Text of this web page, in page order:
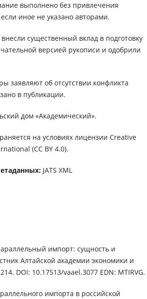
выполнено без привлечения
иное не указано авторами.
существенный вклад в подготовку
версией рукописи и одобрили
заявляют об отсутствии конфликта
в публикации.
дом «Академический».
на условиях лицензии Creative
(CC BY 4.0).
JATS XML
импорт: сущность и
Алтайской академии экономики и
DOI: 10.17513/vaael.3077 EDN: MTIRVG.
импорта в российской